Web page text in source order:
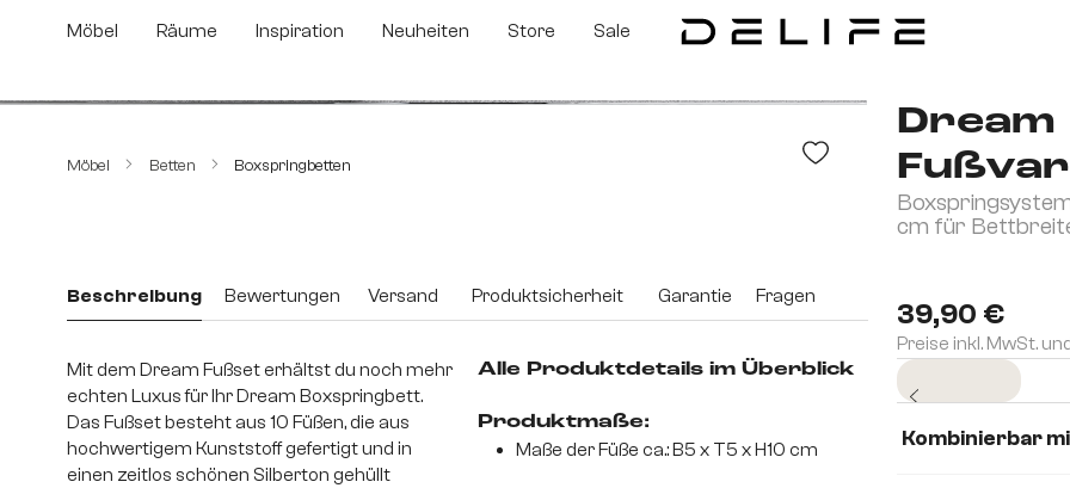
Hauptinhalt springen
Zur Suche springen
Zur Hauptnavigation springen
Möbel Räume Inspiration Neuheiten Store Sale
Möbel Betten Boxspringbetten
Dream
cm für
39,90 €
Preise inkl. MwSt.
Kombinierbar
Beschreibung Bewertungen Versand Produktsicherheit Garantie Fragen
Mit dem Dream Fußset erhältst du noch mehr
echten Luxus für Ihr Dream Boxspringbett.
Das Fußset besteht aus 10 Füßen, die aus
hochwertigem Kunststoff gefertigt und in
einen zeitlos schönen Silberton gehüllt
Alle Produktdetails im Überblick
Produktmaße:
Maße der Füße ca.: B5 x T5 x H10 cm